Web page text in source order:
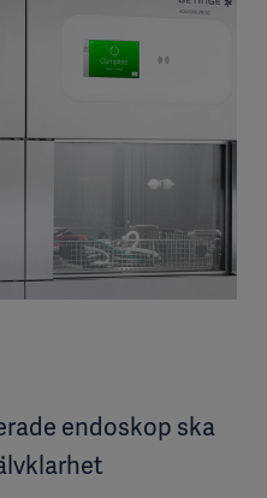
endoskop ska